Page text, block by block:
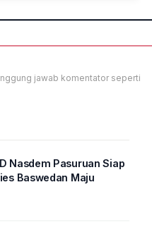
jawab komentator seperti
Nasdem Pasuruan Siap
Baswedan Maju